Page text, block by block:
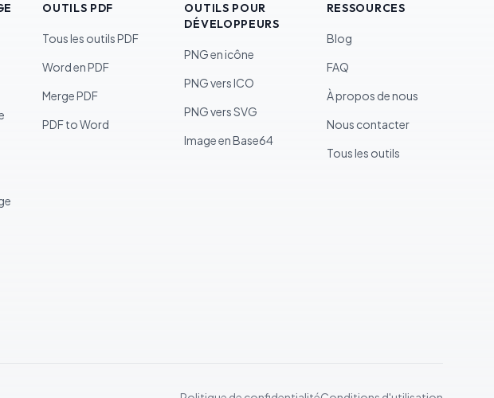
OUTILS PDF
Tous les outils PDF
Word en PDF
Merge PDF
PDF to Word
OUTILS POUR
DÉVELOPPEURS
PNG en icône
PNG vers ICO
PNG vers SVG
Image en Base64
RESSOURCES
Blog
FAQ
À propos de nous
Nous contacter
Tous les outils